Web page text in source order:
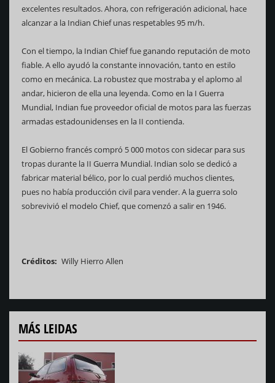
excelentes resultados. Ahora, con refrigeración adicional, hace
alcanzar a la Indian Chief unas respetables 95 m/h.
Con el tiempo, la Indian Chief fue ganando reputación de moto
fiable. A ello ayudó la constante innovación, tanto en estilo
como en mecánica. La robustez que mostraba y el aplomo al
andar, hicieron de ella una leyenda. Como en la I Guerra
Mundial, Indian fue proveedor oficial de motos para las fuerzas
armadas estadounidenses en la II contienda.
El Gobierno francés compró 5 000 motos con sidecar para sus
tropas durante la II Guerra Mundial. Indian solo se dedicó a
fabricar material bélico, por lo cual perdió muchos clientes,
pues no había producción civil para vender. A la guerra solo
sobrevivió el modelo Chief, que comenzó a salir en 1946.
Créditos Willy Hierro Allen
MÁS LEIDAS